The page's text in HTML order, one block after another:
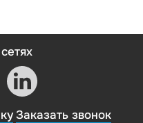
Заказать звонок